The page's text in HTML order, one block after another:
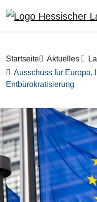
Pfadnavigation
Startseite Aktuelles
Ausschuss für Europa,
Entbürokratisierung
Bilddatei